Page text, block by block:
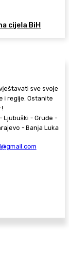
cijela BiH
sve svoje
i regije. Ostanite
!
Ljubuški - Grude -
- Banja Luka